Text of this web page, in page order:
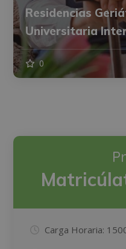
Residencias
Universitaria
0
Carga Horaria: